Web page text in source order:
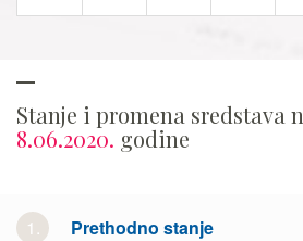
Stanje i promena sredstava
8.06.2020. godine
1. Prethodno stanje